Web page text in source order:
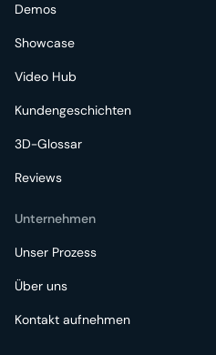
Demos
Showcase
Video Hub
Kundengeschichten
3D-Glossar
Reviews
Unternehmen
Unser Prozess
Über uns
Kontakt aufnehmen